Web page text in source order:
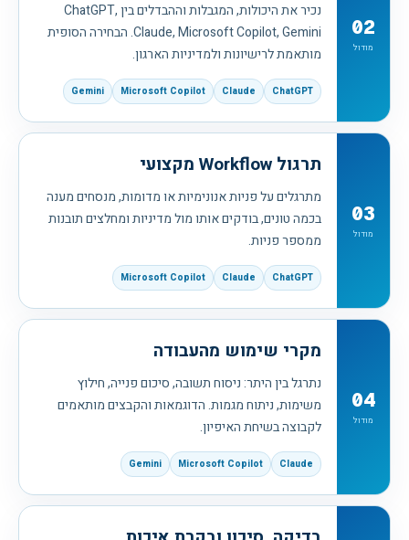
02
מודול
נכיר את היכולות, המגבלות וההבדלים בין ChatGPT,
Claude, Microsoft Copilot, Gemini. הבחירה הסופית
מותאמת לרישיונות ולמדיניות הארגון.
ChatGPT
Claude
Microsoft Copilot
Gemini
03
מודול
תרגול Workflow מקצועי
מתרגלים על פניות אנונימיות או מדומות, מנסחים מענה
בכמה טונים, בודקים אותו מול מדיניות ומחלצים תובנות
ממספר פניות.
ChatGPT
Claude
Microsoft Copilot
04
מודול
מקרי שימוש מהעבודה
נתרגל בין היתר: ניסוח תשובה, סיכום פנייה, חילוץ
משימות, ניתוח מגמות. הדוגמאות והקבצים מותאמים
לקבוצה בשיחת האיפיון.
Claude
Microsoft Copilot
Gemini